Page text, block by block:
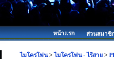
หน้าแรก ส่วนสมาชิ
ไมโครโฟน> ไมโครโฟน - ไร้สาย >